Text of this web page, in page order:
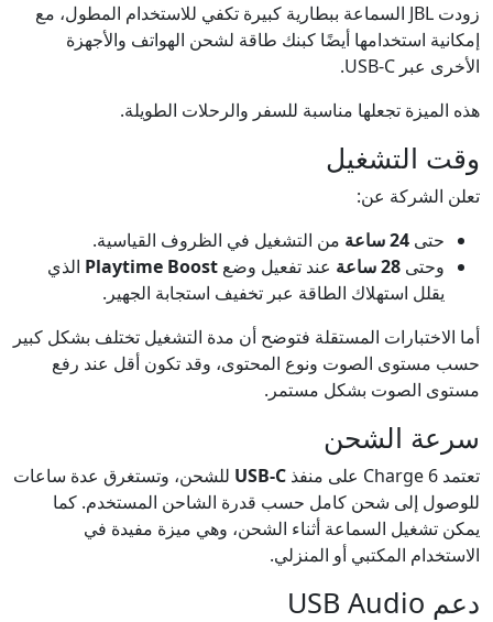
زودت JBL السماعة ببطارية كبيرة تكفي للاستخدام المطول، مع
إمكانية استخدامها أيضًا كبنك طاقة لشحن الهواتف والأجهزة
الأخرى عبر USB-C.
هذه الميزة تجعلها مناسبة للسفر والرحلات الطويلة.
وقت التشغيل
تعلن الشركة عن:
حتى 24 ساعة
من التشغيل في الظروف القياسية.
وحتى 28 ساعة عند تفعيل وضع Playtime Boost الذي
يقلل استهلاك الطاقة عبر تخفيف استجابة الجهير.
أما الاختبارات المستقلة فتوضح أن مدة التشغيل تختلف بشكل كبير
حسب مستوى الصوت ونوع المحتوى، وقد تكون أقل عند رفع
مستوى الصوت بشكل مستمر.
سرعة الشحن
تعتمد Charge 6 على منفذ USB-C للشحن، وتستغرق عدة ساعات
للوصول إلى شحن كامل حسب قدرة الشاحن المستخدم. كما
يمكن تشغيل السماعة أثناء الشحن، وهي ميزة مفيدة في
الاستخدام المكتبي أو المنزلي.
دعم USB Audio